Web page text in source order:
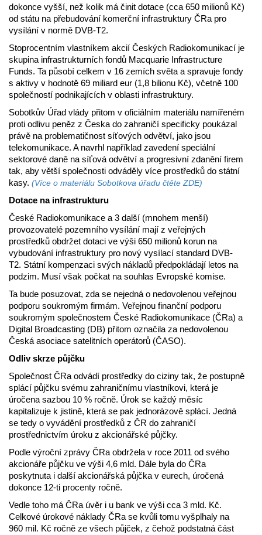
dokonce vyšší, než kolik má činit dotace (cca 650 milionů Kč)
od státu na přebudování komerční infrastruktury ČRa pro
vysílání v normě DVB-T2.
Stoprocentním vlastníkem akcií Českých Radiokomunikací je
skupina infrastrukturních fondů Macquarie Infrastructure
Funds. Ta působí celkem v 16 zemích světa a spravuje fondy
s aktivy v hodnotě 69 miliard eur (1,8 bilionu Kč), včetně 100
společností podnikajících v oblasti infrastruktury.
Sobotkův Úřad vlády přitom v oficiálním materiálu namířeném
proti odlivu peněz z Česka do zahraničí specificky poukázal
právě na problematičnost síťových odvětví, jako jsou
telekomunikace. A navrhl například zavedení speciální
sektorové daně na síťová odvětví a progresivní zdanění firem
tak, aby větší společnosti odváděly více prostředků do státní
kasy. (Více o materiálu Sobotkova úřadu čtěte ZDE)
Dotace na infrastrukturu
České Radiokomunikace a 3 další (mnohem menší)
provozovatelé pozemního vysílání mají z veřejných
prostředků obdržet dotaci ve výši 650 milionů korun na
vybudování infrastruktury pro nový vysílací standard DVB-
T2. Státní kompenzaci svých nákladů předpokládají letos na
podzim. Musí však počkat na souhlas Evropské komise.
Ta bude posuzovat, zda se nejedná o nedovolenou veřejnou
podporu soukromým firmám. Veřejnou finanční podporu
soukromým společnostem České Radiokomunikace (ČRa) a
Digital Broadcasting (DB) přitom označila za nedovolenou
Česká asociace satelitních operátorů (ČASO).
Odliv skrze půjčku
Společnost ČRa odvádí prostředky do ciziny tak, že postupně
splácí půjčku svému zahraničnímu vlastníkovi, která je
úročena sazbou 10 % ročně. Úrok se každý měsíc
kapitalizuje k jistině, která se pak jednorázově splácí. Jedná
se tedy o vyvádění prostředků z ČR do zahraničí
prostřednictvím úroku z akcionářské půjčky.
Podle výroční zprávy ČRa obdržela v roce 2011 od svého
akcionáře půjčku ve výši 4,6 mld. Dále byla do ČRa
poskytnuta i další akcionářská půjčka v eurech, úročená
dokonce 12-ti procenty ročně.
Vedle toho má ČRa úvěr i u bank ve výši cca 3 mld. Kč.
Celkové úrokové náklady ČRa se kvůli tomu vyšplhaly na
960 mil. Kč ročně ze všech půjček, z čehož podstatná část